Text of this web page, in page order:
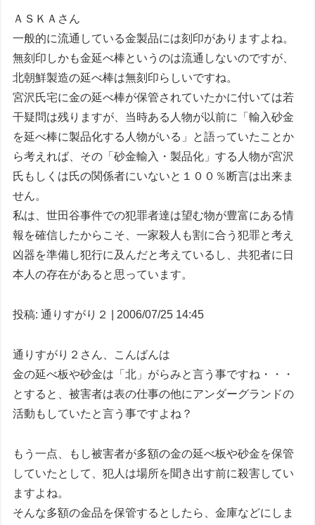
ＡＳＫＡさん
一般的に流通している金製品には刻印がありますよね。
無刻印しかも金延べ棒というのは流通しないのですが、
北朝鮮製造の延べ棒は無刻印らしいですね。
宮沢氏宅に金の延べ棒が保管されていたかに付いては若
干疑問は残りますが、当時ある人物が以前に「輸入砂金
を延べ棒に製品化する人物がいる」と語っていたことか
ら考えれば、その「砂金輸入・製品化」する人物が宮沢
氏もしくは氏の関係者にいないと１００％断言は出来ま
せん。
私は、世田谷事件での犯罪者達は望む物が豊富にある情
報を確信したからこそ、一家殺人も割に合う犯罪と考え
凶器を準備し犯行に及んだと考えているし、共犯者に日
本人の存在があると思っています。
投稿: 通りすがり２ | 2006/07/25 14:45
通りすがり２さん、こんばんは
金の延べ板や砂金は「北」がらみと言う事ですね・・・
とすると、被害者は表の仕事の他にアンダーグランドの
活動もしていたと言う事ですよね？
もう一点、もし被害者が多額の金の延べ板や砂金を保管
していたとして、犯人は場所を聞き出す前に殺害してい
ますよね。
そんな多額の金品を保管するとしたら、金庫などにしま